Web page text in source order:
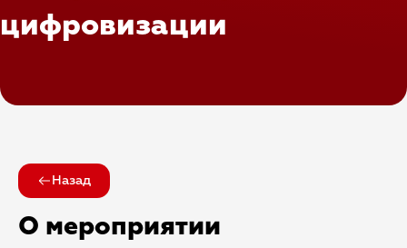
цифровизации
Назад
О мероприятии